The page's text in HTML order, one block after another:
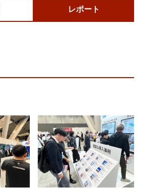
レポート